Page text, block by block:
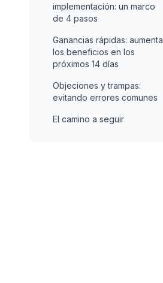
implementación: un marco
de 4 pasos
Ganancias rápidas: aumenta
los beneficios en los
próximos 14 días
Objeciones y trampas:
evitando errores comunes
El camino a seguir